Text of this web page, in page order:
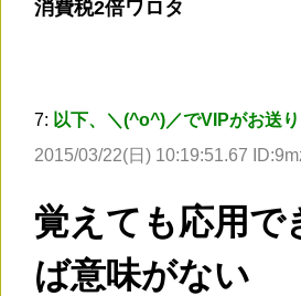
消費税2倍ワロタ
7: 以下、＼(^o^)／でVIPがお送
2015/03/22(日) 10:19:51.67
覚えても応用で
ば意味がない